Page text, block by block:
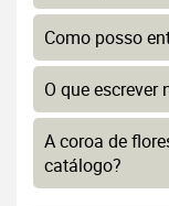
Como posso
O que escrever
A coroa de
catálogo?